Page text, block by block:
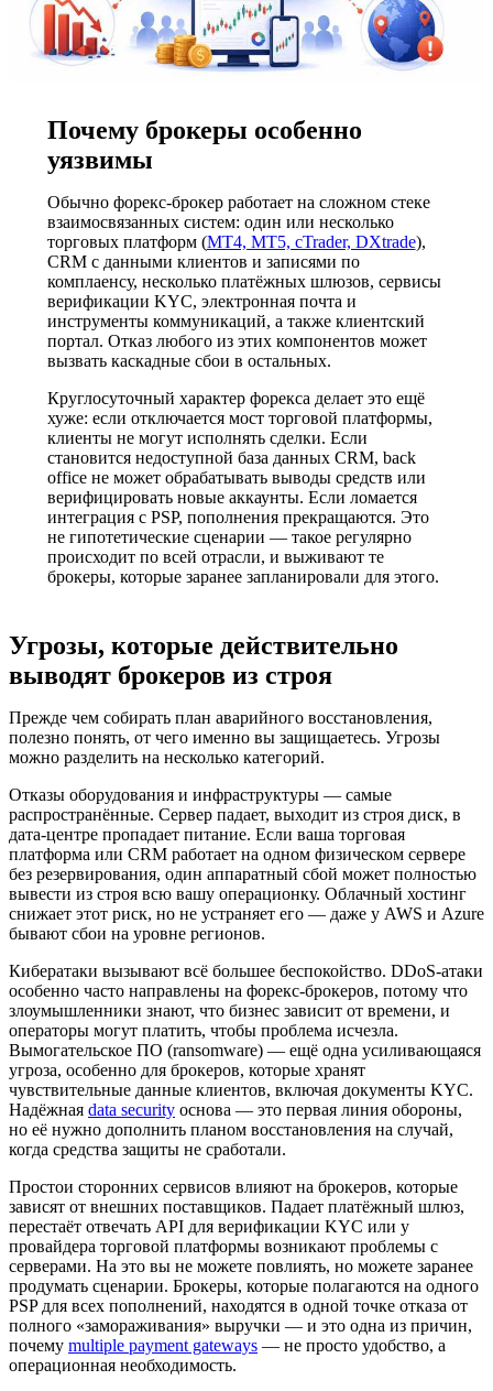
Почему брокеры особенно
уязвимы
Обычно форекс-брокер работает на сложном стеке
взаимосвязанных систем: один или несколько
торговых платформ (MT4, MT5, cTrader, DXtrade),
CRM с данными клиентов и записями по
комплаенсу, несколько платёжных шлюзов, сервисы
верификации KYC, электронная почта и
инструменты коммуникаций, а также клиентский
портал. Отказ любого из этих компонентов может
вызвать каскадные сбои в остальных.
Круглосуточный характер форекса делает это ещё
хуже: если отключается мост торговой платформы,
клиенты не могут исполнять сделки. Если
становится недоступной база данных CRM, back
office не может обрабатывать выводы средств или
верифицировать новые аккаунты. Если ломается
интеграция с PSP, пополнения прекращаются. Это
не гипотетические сценарии — такое регулярно
происходит по всей отрасли, и выживают те
брокеры, которые заранее запланировали для этого.
Угрозы, которые действительно
выводят брокеров из строя
Прежде чем собирать план аварийного восстановления,
полезно понять, от чего именно вы защищаетесь. Угрозы
можно разделить на несколько категорий.
Отказы оборудования и инфраструктуры — самые
распространённые. Сервер падает, выходит из строя диск, в
дата-центре пропадает питание. Если ваша торговая
платформа или CRM работает на одном физическом сервере
без резервирования, один аппаратный сбой может полностью
вывести из строя всю вашу операционку. Облачный хостинг
снижает этот риск, но не устраняет его — даже у AWS и Azure
бывают сбои на уровне регионов.
Кибератаки вызывают всё большее беспокойство. DDoS-атаки
особенно часто направлены на форекс-брокеров, потому что
злоумышленники знают, что бизнес зависит от времени, и
операторы могут платить, чтобы проблема исчезла.
Вымогательское ПО (ransomware) — ещё одна усиливающаяся
угроза, особенно для брокеров, которые хранят
чувствительные данные клиентов, включая документы KYC.
Надёжная data security основа — это первая линия обороны,
но её нужно дополнить планом восстановления на случай,
когда средства защиты не сработали.
Простои сторонних сервисов влияют на брокеров, которые
зависят от внешних поставщиков. Падает платёжный шлюз,
перестаёт отвечать API для верификации KYC или у
провайдера торговой платформы возникают проблемы с
серверами. На это вы не можете повлиять, но можете заранее
продумать сценарии. Брокеры, которые полагаются на одного
PSP для всех пополнений, находятся в одной точке отказа от
полного «замораживания» выручки — и это одна из причин,
почему multiple payment gateways — не просто удобство, а
операционная необходимость.